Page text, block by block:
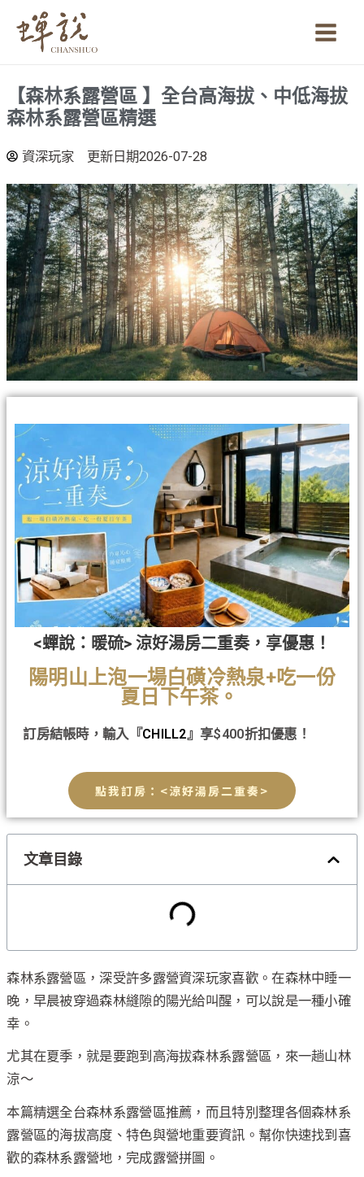
容
Main
【森林系露營區 】全台高海拔、中低海拔
森林系露營區精選
資深玩家 更新日期2026-07-28
<蟬說：暖硫> 涼好湯房二重奏，享優惠！
陽明山上泡一場白磺冷熱泉+吃一份
夏日下午茶。
訂房結帳時，輸入『CHILL2』享$400折扣優惠！
點我訂房：<涼好湯房二重奏>
文章目錄
森林系露營區，深受許多露營資深玩家喜歡。在森林中睡一
晚，早晨被穿過森林縫隙的陽光給叫醒，可以說是一種小確
幸。
尤其在夏季，就是要跑到高海拔森林系露營區，來一趟山林
涼～
本篇精選全台森林系露營區推薦，而且特別整理各個森林系
露營區的海拔高度、特色與營地重要資訊。幫你快速找到喜
歡的森林系露營地，完成露營拼圖。